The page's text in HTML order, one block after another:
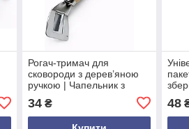
Рогач-тримач для
сковороди з дерев’яною
ручкою | Чапельник з
металу 18,5 см | Знімна
ручка для гарячих
сковорідок та сотейників
34₴ 48